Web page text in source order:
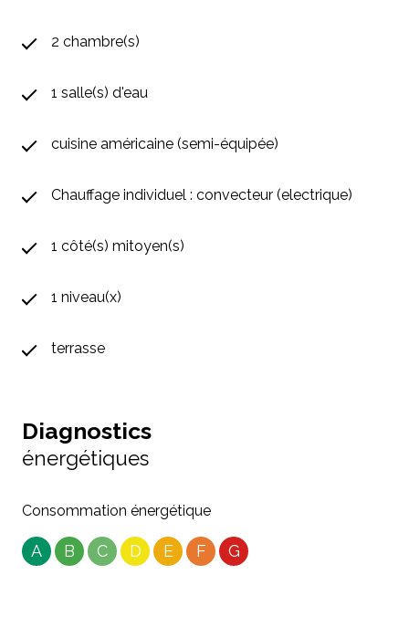
2 chambre(s)
1 salle(s) d'eau
cuisine américaine (semi-équipée)
Chauffage individuel : convecteur (electrique)
1 côté(s) mitoyen(s)
1 niveau(x)
terrasse
Diagnostics
énergétiques
Consommation énergétique
A B C D E F G